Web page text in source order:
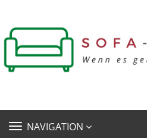
TOGGLE
NAVIGATION